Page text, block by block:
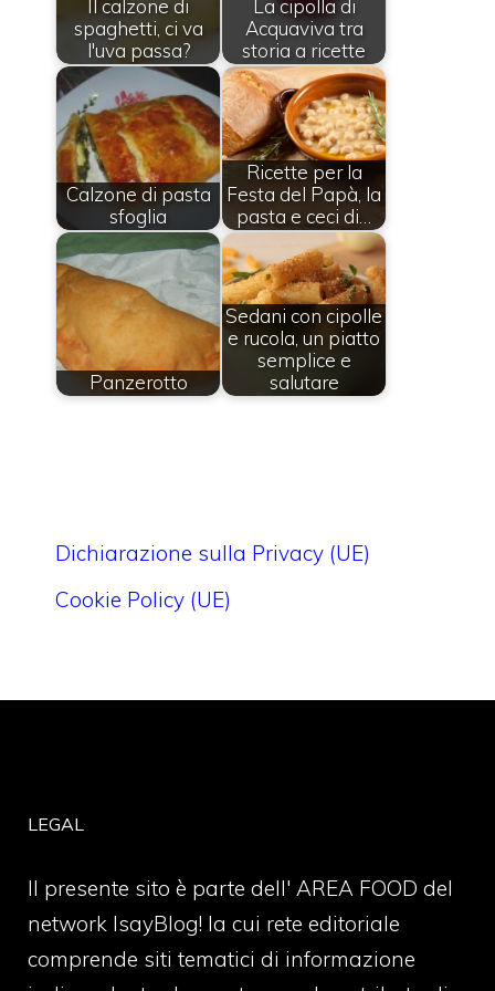
Il calzone di
spaghetti, ci va
l'uva passa?
La cipolla di
Acquaviva tra
storia a ricette
Calzone di pasta
sfoglia
Ricette per la
Festa del Papà, la
pasta e ceci di…
Panzerotto
Sedani con cipolle
e rucola, un piatto
semplice e
salutare
Dichiarazione sulla Privacy (UE)
Cookie Policy (UE)
LEGAL
Il presente sito è parte dell' AREA FOOD del
network IsayBlog! la cui rete editoriale
comprende siti tematici di informazione